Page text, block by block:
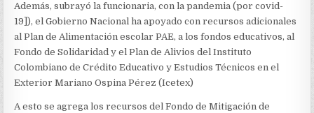
Además, subrayó la funcionaria, con la pandemia (por covid-
19]), el Gobierno Nacional ha apoyado con recursos adicionales
al Plan de Alimentación escolar PAE, a los fondos educativos, al
Fondo de Solidaridad y el Plan de Alivios del Instituto
Colombiano de Crédito Educativo y Estudios Técnicos en el
Exterior Mariano Ospina Pérez (Icetex)
A esto se agrega los recursos del Fondo de Mitigación de